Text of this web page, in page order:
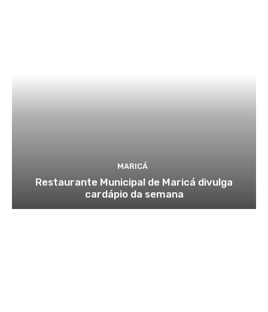
MARICÁ
Restaurante Municipal de Maricá divulga
cardápio da semana